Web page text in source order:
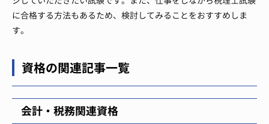
に合格する方法もあるため、検討してみることをおすすめしま
す。
資格の関連記事一覧
会計・税務関連資格